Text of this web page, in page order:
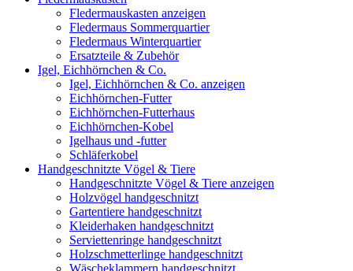
Fledermauskasten anzeigen
Fledermaus Sommerquartier
Fledermaus Winterquartier
Ersatzteile & Zubehör
Igel, Eichhörnchen & Co.
Igel, Eichhörnchen & Co. anzeigen
Eichhörnchen-Futter
Eichhörnchen-Futterhaus
Eichhörnchen-Kobel
Igelhaus und -futter
Schläferkobel
Handgeschnitzte Vögel & Tiere
Handgeschnitzte Vögel & Tiere anzeigen
Holzvögel handgeschnitzt
Gartentiere handgeschnitzt
Kleiderhaken handgeschnitzt
Serviettenringe handgeschnitzt
Holzschmetterlinge handgeschnitzt